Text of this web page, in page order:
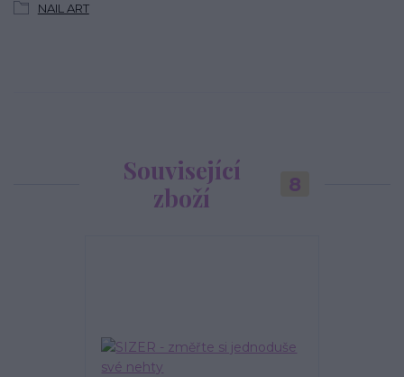
NAIL ART
Související
zboží
8